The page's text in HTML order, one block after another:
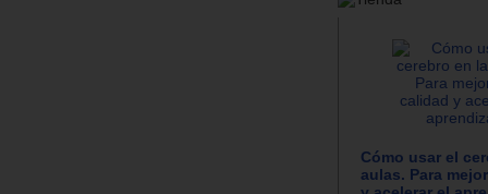
Cómo usar el
aulas. Para